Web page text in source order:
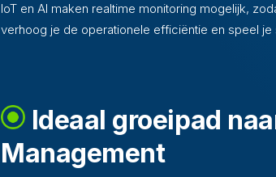
IoT en AI maken realtime monitoring mogelijk,
verhoog je de operationele efficiëntie en speel
Ideaal groeipad
Management